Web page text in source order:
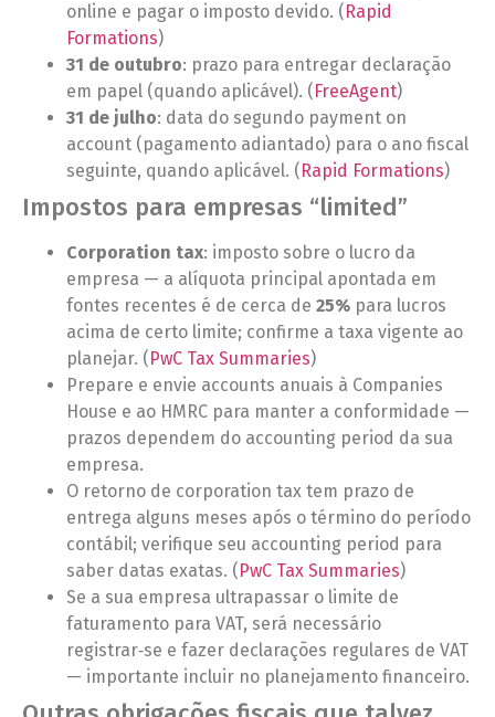
online e pagar o imposto devido. ( Rapid
Formations)
31 de outubro: prazo para entregar declaração
em papel (quando aplicável). ( FreeAgent)
31 de julho: data do segundo payment on
account (pagamento adiantado) para o ano fiscal
seguinte, quando aplicável. ( Rapid Formations)
Impostos para empresas “limited”
Corporation tax: imposto sobre o lucro da
empresa — a alíquota principal apontada em
fontes recentes é de cerca de 25% para lucros
acima de certo limite; confirme a taxa vigente ao
planejar. ( PwC Tax Summaries)
Prepare e envie accounts anuais à Companies
House e ao HMRC para manter a conformidade —
prazos dependem do accounting period da sua
empresa.
O retorno de corporation tax tem prazo de
entrega alguns meses após o término do período
contábil; verifique seu accounting period para
saber datas exatas. ( PwC Tax Summaries)
Se a sua empresa ultrapassar o limite de
faturamento para VAT, será necessário
registrar‑se e fazer declarações regulares de VAT
— importante incluir no planejamento financeiro.